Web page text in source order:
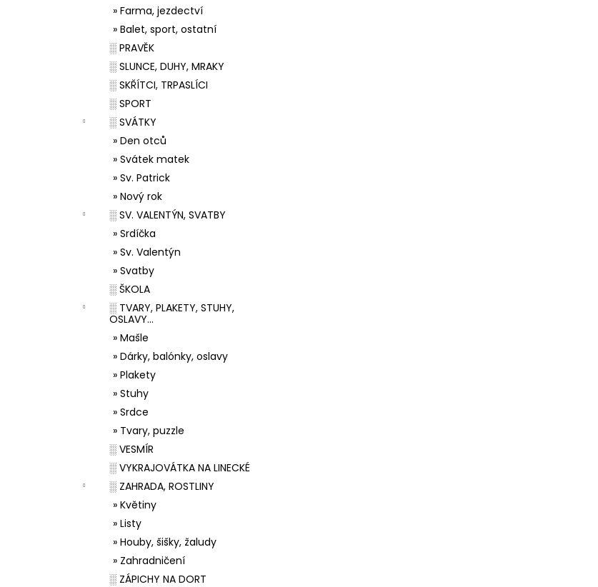
» Farma, jezdectví
» Balet, sport, ostatní
░ PRAVĚK
░ SLUNCE, DUHY, MRAKY
░ SKŘÍTCI, TRPASLÍCI
░ SPORT
░ SVÁTKY
» Den otců
» Svátek matek
» Sv. Patrick
» Nový rok
░ SV. VALENTÝN, SVATBY
» Srdíčka
» Sv. Valentýn
» Svatby
░ ŠKOLA
░ TVARY, PLAKETY, STUHY,
OSLAVY...
» Mašle
» Dárky, balónky, oslavy
» Plakety
» Stuhy
» Srdce
» Tvary, puzzle
░ VESMÍR
░ VYKRAJOVÁTKA NA LINECKÉ
░ ZAHRADA, ROSTLINY
» Květiny
» Listy
» Houby, šišky, žaludy
» Zahradničení
░ ZÁPICHY NA DORT